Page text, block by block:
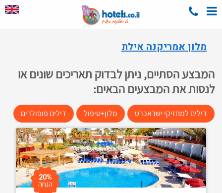
מלון אמריקנה אילת
המבצע הסתיים, ניתן לבדוק תאריכים שונים או
לנסות את המבצעים הבאים:
דילים למחזיקי ישראכרט מלון+טיפול דילים פופולרים
20%
הנחה